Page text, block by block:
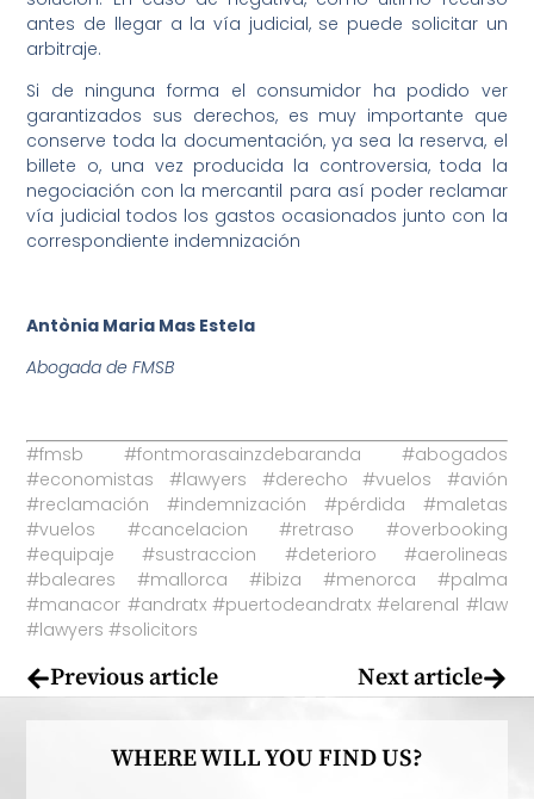
antes de llegar a la vía judicial, se puede solicitar un
arbitraje.
Si de ninguna forma el consumidor ha podido ver
garantizados sus derechos, es muy importante que
conserve toda la documentación, ya sea la reserva, el
billete o, una vez producida la controversia, toda la
negociación con la mercantil para así poder reclamar
vía judicial todos los gastos ocasionados junto con la
correspondiente indemnización
Antònia Maria Mas Estela
Abogada de FMSB
#fmsb #fontmorasainzdebaranda #abogados
#economistas #lawyers #derecho #vuelos #avión
#reclamación #indemnización #pérdida #maletas
#vuelos #cancelacion #retraso #overbooking
#equipaje #sustraccion #deterioro #aerolineas
#baleares #mallorca #ibiza #menorca #palma
#manacor #andratx #puertodeandratx #elarenal #law
#lawyers #solicitors
Previous article Next article
WHERE WILL YOU FIND US?